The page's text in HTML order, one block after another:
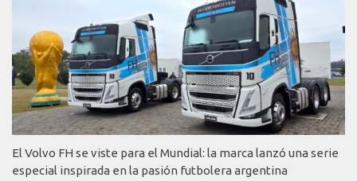
El Volvo FH se viste para el Mundial: la marca lanzó una serie
especial inspirada en la pasión futbolera argentina